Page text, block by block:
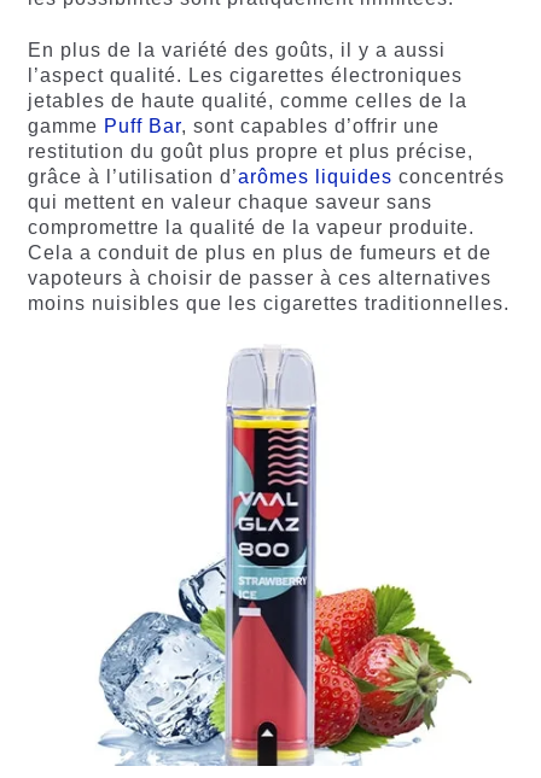
En plus de la variété des goûts, il y a aussi
l’aspect qualité. Les cigarettes électroniques
jetables de haute qualité, comme celles de la
gamme Puff Bar, sont capables d’offrir une
restitution du goût plus propre et plus précise,
grâce à l’utilisation d’arômes liquides concentrés
qui mettent en valeur chaque saveur sans
compromettre la qualité de la vapeur produite.
Cela a conduit de plus en plus de fumeurs et de
vapoteurs à choisir de passer à ces alternatives
moins nuisibles que les cigarettes traditionnelles.